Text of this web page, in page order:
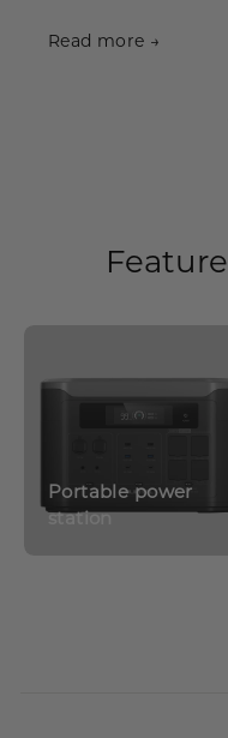
Read more →
Portable power
station